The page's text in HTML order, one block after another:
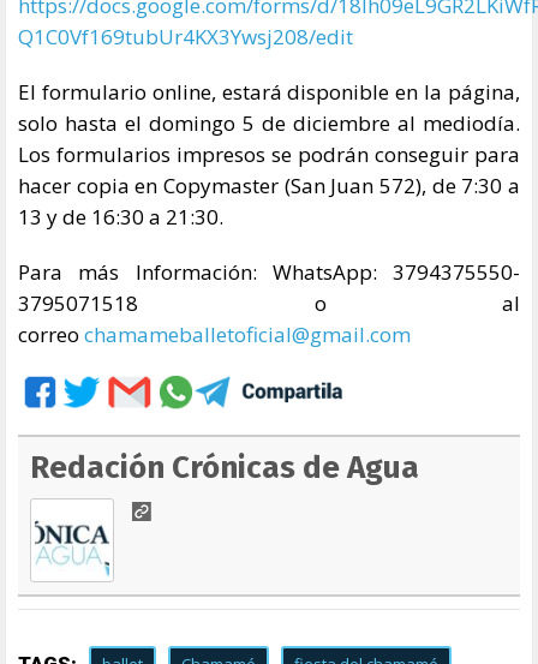
Q1C0Vf169tubUr4KX3Ywsj208/edit
El formulario online, estará disponible en la página,
solo hasta el domingo 5 de diciembre al mediodía.
Los formularios impresos se podrán conseguir para
hacer copia en Copymaster (San Juan 572), de 7:30 a
13 y de 16:30 a 21:30.
Para más Información: WhatsApp: 3794375550-
3795071518 o al
correo chamameballetoficial@gmail.com
Redación Crónicas de Agua